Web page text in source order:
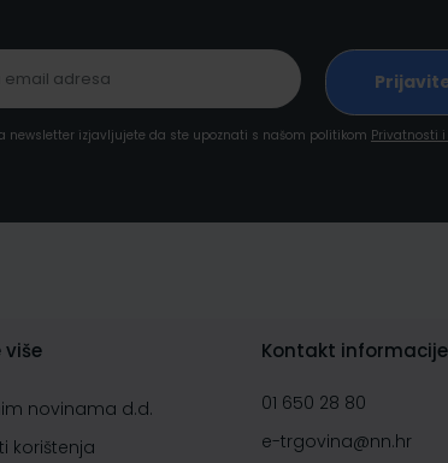
newsletter izjavljujete da ste upoznati s našom politikom Privatnosti
više
novinama d.d.
korištenja
Kontakt informacije
01 650 28 80
e-trgovina@nn.hr